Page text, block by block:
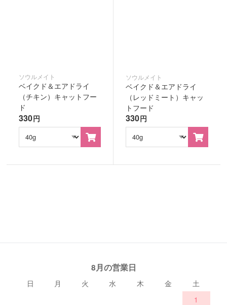
ソウルメイト
ベイクド＆エアドライ
（チキン）キャットフー
ド
330円
ソウルメイト
ベイクド＆エアドライ
（レッドミート）キャッ
トフード
330円
8月の営業日
日 月 火 水 木 金
土
1